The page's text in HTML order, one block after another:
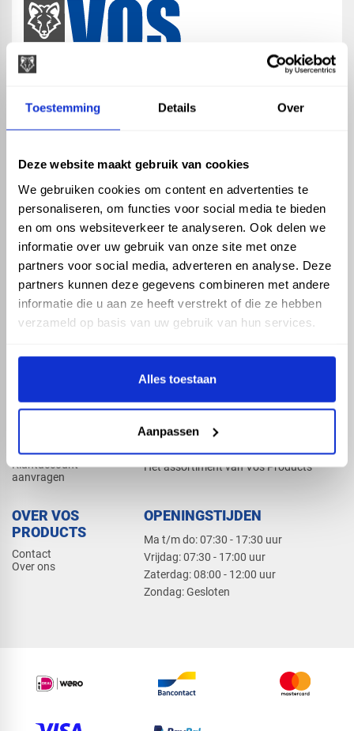
Toestemming Details Over
Deze website maakt gebruik van cookies
We gebruiken cookies om content en advertenties te
personaliseren, om functies voor social media te bieden
en om ons websiteverkeer te analyseren. Ook delen we
informatie over uw gebruik van onze site met onze
partners voor social media, adverteren en analyse. Deze
partners kunnen deze gegevens combineren met andere
informatie die u aan ze heeft verstrekt of die ze hebben
verzameld op basis van uw gebruik van hun services.
Alles toestaan
Aanpassen
ASSORTIMENT
Hemelwaterafvoer
Drukleiding
Beregening
Dak en gevel
KENNIS EN HULP
Klantenservice
Kennisbank
Klantaccount
aanvragen
PRODUCTCATALOGUS 2026
Het assortiment van Vos Products
OVER VOS
PRODUCTS
Contact
Over ons
OPENINGSTIJDEN
Ma t/m do: 07:30 - 17:30 uur
​Vrijdag: 07:30 - 17:00 uur
​Zaterdag: 08:00 - 12:00 uur
​Zondag: Gesloten
phone_enabled +31 416 75 02 55
mail info@vosproducts.nl
check_circleDé bouwmarkt van Altena
check_circle Direct uit grote voorraad geleverd met eigen transport
check_circleLevering in NL en BE